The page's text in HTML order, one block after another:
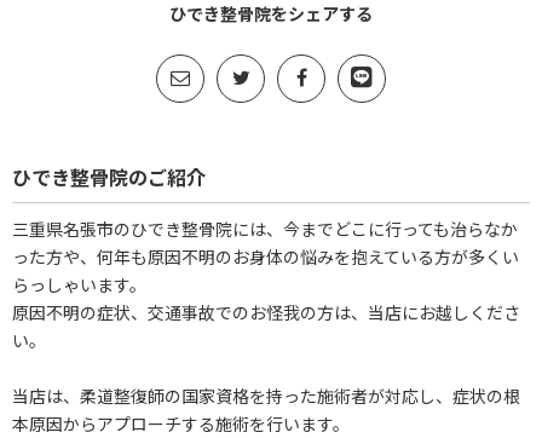
ひでき整骨院をシェアする
ひでき整骨院のご紹介
三重県名張市のひでき整骨院には、今までどこに行っても治らなか
った方や、何年も原因不明のお身体の悩みを抱えている方が多くい
らっしゃいます。
原因不明の症状、交通事故でのお怪我の方は、当店にお越しくださ
い。
当店は、柔道整復師の国家資格を持った施術者が対応し、症状の根
本原因からアプローチする施術を行います。